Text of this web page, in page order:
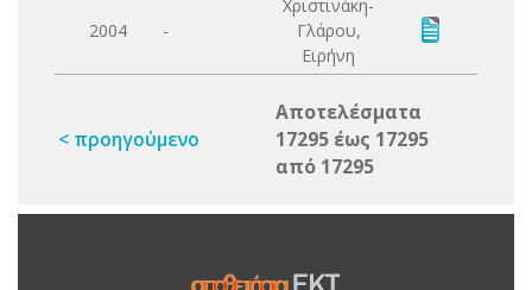
2004 -
Χριστινάκη-
Γλάρου,
Ειρήνη
< προηγούμενο
Αποτελέσματα
17295 έως 17295
από 17295